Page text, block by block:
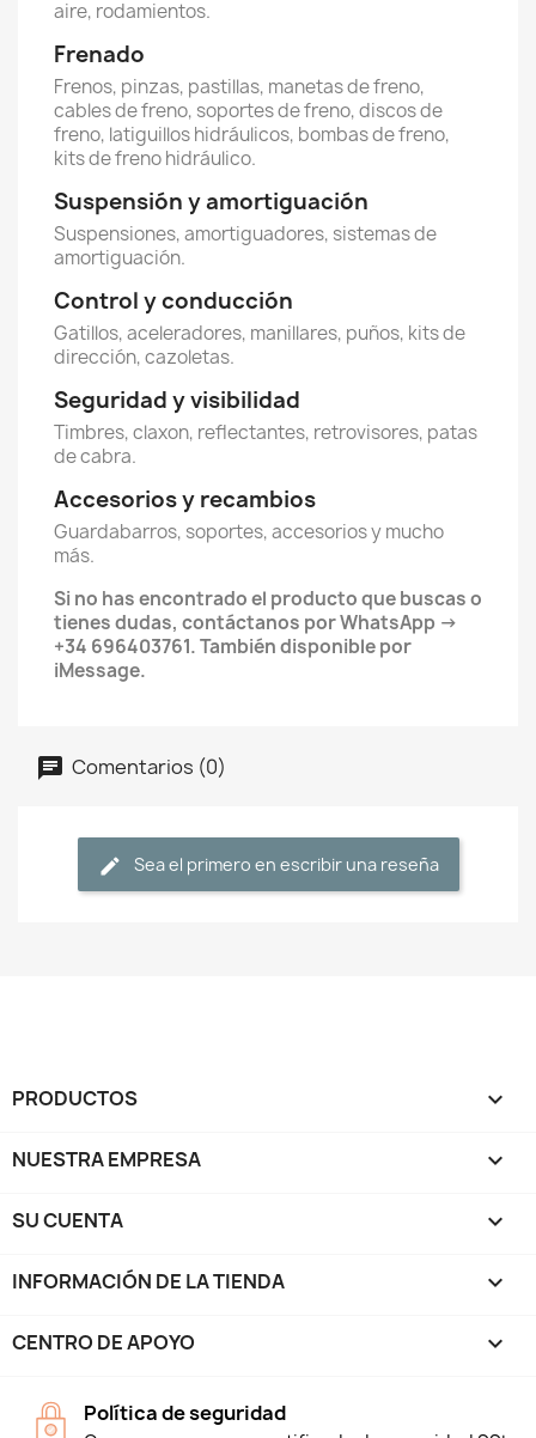
aire, rodamientos.
Frenado
Frenos, pinzas, pastillas, manetas de freno,
cables de freno, soportes de freno, discos de
freno, latiguillos hidráulicos, bombas de freno,
kits de freno hidráulico.
Suspensión y amortiguación
Suspensiones, amortiguadores, sistemas de
amortiguación.
Control y conducción
Gatillos, aceleradores, manillares, puños, kits de
dirección, cazoletas.
Seguridad y visibilidad
Timbres, claxon, reflectantes, retrovisores, patas
de cabra.
Accesorios y recambios
Guardabarros, soportes, accesorios y mucho
más.
Si no has encontrado el producto que buscas o
tienes dudas, contáctanos por WhatsApp ->
+34 696403761. También disponible por
iMessage.
Comentarios (0)
Sea el primero en escribir una reseña
PRODUCTOS 
NUESTRA EMPRESA 
SU CUENTA 
INFORMACIÓN DE LA TIENDA keyboard_arrow_down
CENTRO DE APOYO 
Política de seguridad